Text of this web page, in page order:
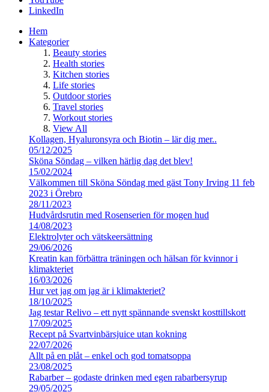
LinkedIn
Hem
Kategorier
Beauty stories
Health stories
Kitchen stories
Life stories
Outdoor stories
Travel stories
Workout stories
View All
Kollagen, Hyaluronsyra och Biotin – lär dig mer..
05/12/2025
Sköna Söndag – vilken härlig dag det blev!
15/02/2024
Välkommen till Sköna Söndag med gäst Tony Irving 11 feb
2023 i Örebro
28/11/2023
Hudvårdsrutin med Rosenserien för mogen hud
14/08/2023
Elektrolyter och vätskeersättning
29/06/2026
Kreatin kan förbättra träningen och hälsan för kvinnor i
klimakteriet
16/03/2026
Hur vet jag om jag är i klimakteriet?
18/10/2025
Jag testar Relivo – ett nytt spännande svenskt kosttillskott
17/09/2025
Recept på Svartvinbärsjuice utan kokning
22/07/2026
Allt på en plåt – enkel och god tomatsoppa
23/08/2025
Rabarber – godaste drinken med egen rabarbersyrup
29/05/2025